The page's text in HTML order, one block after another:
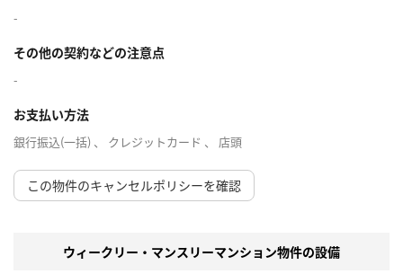
-
その他の契約などの注意点
-
お支払い方法
銀行振込(一括) 、 クレジットカード 、 店頭
この物件のキャンセルポリシーを確認
ウィークリー・マンスリーマンション物件の設備